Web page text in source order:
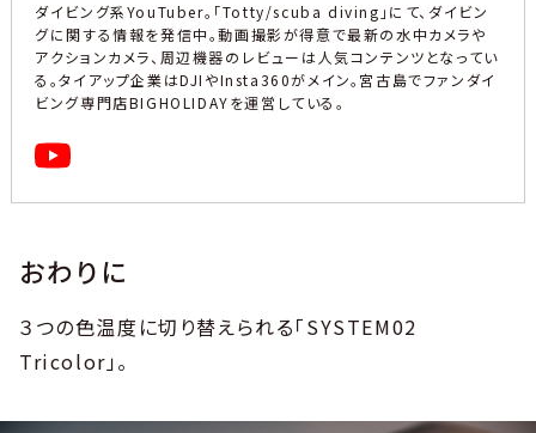
ダイビング系YouTuber。「Totty/scuba diving」にて、ダイビン
グに関する情報を発信中。動画撮影が得意で最新の水中カメラや
アクションカメラ、周辺機器のレビューは人気コンテンツとなってい
る。タイアップ企業はDJIやInsta360がメイン。宮古島でファンダイ
ビング専門店BIGHOLIDAYを運営している。
おわりに
３つの色温度に切り替えられる「SYSTEM02
Tricolor」。